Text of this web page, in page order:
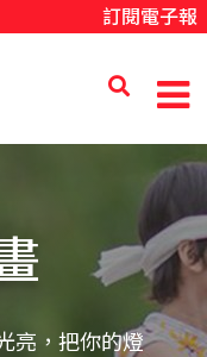
訂閱電子報
亮，把你的燈